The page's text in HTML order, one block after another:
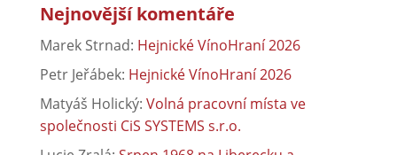
Nejnovější komentáře
Marek Strnad: Hejnické VínoHraní 2026
Petr Jeřábek: Hejnické VínoHraní 2026
Matyáš Holický: Volná pracovní místa ve
společnosti CiS SYSTEMS s.r.o.